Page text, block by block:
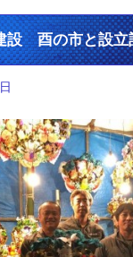
設 酉の市と設立